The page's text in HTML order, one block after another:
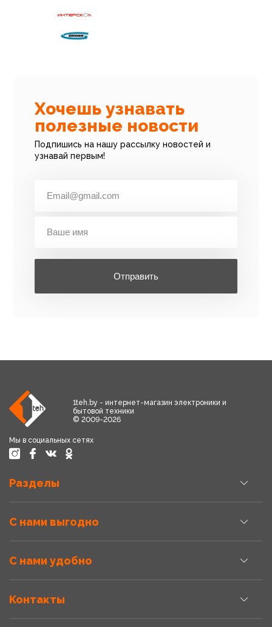
Хочешь узнавать
полезные новости
Подпишись на нашу рассылку новостей и
узнавай первым!
Отправить
1teh.by - интернет-магазин электроники и
бытовой техники
© 2009-2026
Мы в социальных сетях
Разделы
С нами выгодно
С нами удобно
Контакты